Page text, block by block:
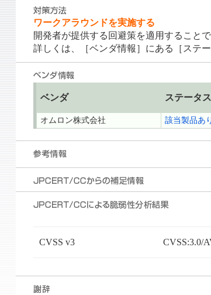
ワークアラウンドを実施する
開発者が提供する回避策を適用すること
詳しくは、［ベンダ情報］にある［ステ
ベンダ ステータス
オムロン株式会社 該当製品あ
CVSS v3 CVSS:3.0/